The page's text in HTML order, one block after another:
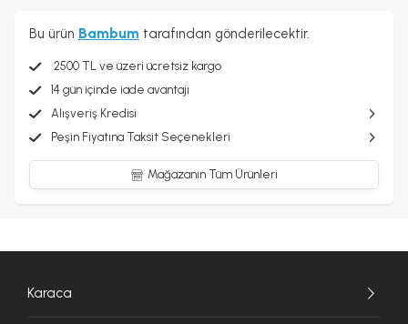
Bu ürün Bambum tarafından gönderilecektir.
2500 TL ve üzeri ücretsiz kargo
14 gün içinde iade avantajı
Alışveriş Kredisi
Peşin Fiyatına Taksit Seçenekleri
Mağazanın Tüm Ürünleri
Karaca